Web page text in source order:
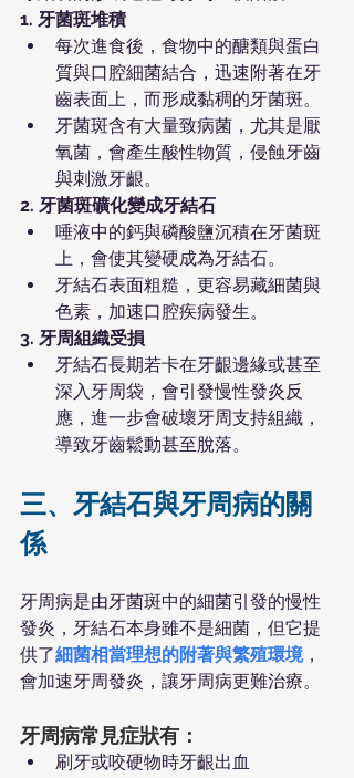
1. 牙菌斑堆積
每次進食後，食物中的醣類與蛋白
質與口腔細菌結合，迅速附著在牙
齒表面上，而形成黏稠的牙菌斑。
牙菌斑含有大量致病菌，尤其是厭
氧菌，會產生酸性物質，侵蝕牙齒
與刺激牙齦。
2. 牙菌斑礦化變成牙結石
唾液中的鈣與磷酸鹽沉積在牙菌斑
上，會使其變硬成為牙結石。
牙結石表面粗糙，更容易藏細菌與
色素，加速口腔疾病發生。
3. 牙周組織受損
牙結石長期若卡在牙齦邊緣或甚至
深入牙周袋，會引發慢性發炎反
應，進一步會破壞牙周支持組織，
導致牙齒鬆動甚至脫落。
三、牙結石與牙周病的關
係
牙周病是由牙菌斑中的細菌引發的慢性
發炎，牙結石本身雖不是細菌，但它提
供了細菌相當理想的附著與繁殖環境，
會加速牙周發炎，讓牙周病更難治療。
牙周病常見症狀有：
刷牙或咬硬物時牙齦出血